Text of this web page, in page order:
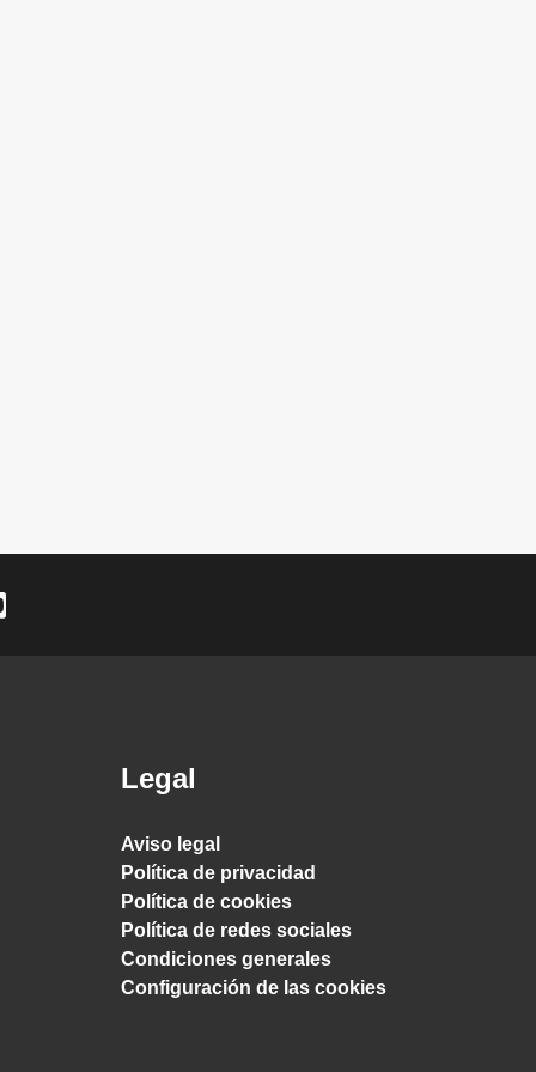
Legal
Aviso legal
Política de privacidad
Política de cookies
Política de redes sociales
Condiciones generales
Configuración de las cookies